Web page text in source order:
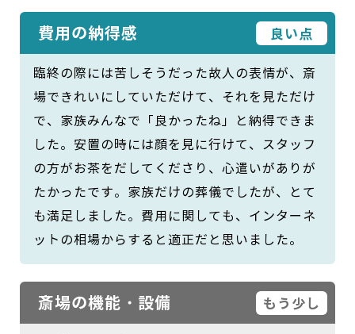
費用の納得感 良い点
臨終の際には苦しそうだった故人の表情が、斎
場できれいにしていただけて、それを見ただけ
で、家族みんなで「良かったね」と納得できま
した。安置の時には顔を見に行けて、スタッフ
の方がお茶をだしてくださり、心遣いがありが
たかったです。家族だけの葬儀でしたが、とて
も満足しました。費用に関しても、インターネ
ットの相場からすると適正だと思いました。
斎場の機能・設備 もう少し